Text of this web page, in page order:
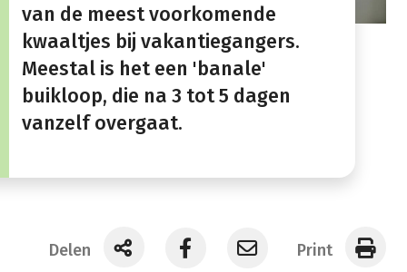
van de meest voorkomende
kwaaltjes bij vakantiegangers.
Meestal is het een 'banale'
buikloop, die na 3 tot 5 dagen
vanzelf overgaat.
Delen Print